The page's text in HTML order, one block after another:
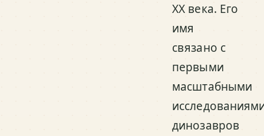
XX века. Его
имя
связано с
первыми
масштабными
динозавров